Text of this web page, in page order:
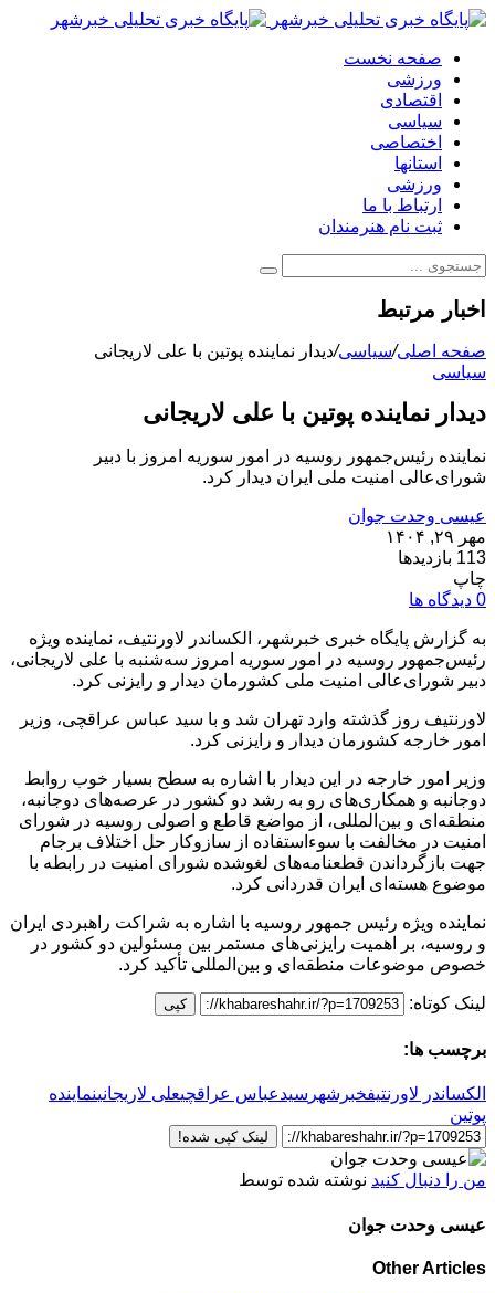
صفحه نخست
ورزشی
اقتصادی
سیاسی
اختصاصی
استانها
ورزشی
ارتباط با ما
ثبت نام هنرمندان
اخبار مرتبط
صفحه اصلی/سیاسی/دیدار نماینده پوتین با علی لاریجانی
سیاسی
دیدار نماینده پوتین با علی لاریجانی
نماینده رئیس‌جمهور روسیه در امور سوریه امروز با دبیر
شورای‌عالی امنیت ملی ایران دیدار کرد.
عیسی وحدت جوان
مهر ۲۹, ۱۴۰۴
113 بازدیدها
چاپ
0 دیدگاه ها
به گزارش پایگاه خبری خبرشهر، الکساندر لاورنتیف، نماینده ویژه
رئیس‌جمهور روسیه در امور سوریه امروز سه‌شنبه با علی لاریجانی،
دبیر شورای‌عالی امنیت ملی کشورمان دیدار و رایزنی کرد.
لاورنتیف روز گذشته وارد تهران شد و با سید عباس عراقچی، وزیر
امور خارجه کشورمان دیدار و رایزنی کرد.
وزیر امور خارجه در این دیدار با اشاره به سطح بسیار خوب روابط
دوجانبه و همکاری‌های رو به رشد دو کشور در عرصه‌های دوجانبه،
منطقه‌ای و بین‌المللی، از مواضع قاطع و اصولی روسیه در شورای
امنیت در مخالفت با سوءاستفاده از سازوکار حل اختلاف برجام
جهت بازگرداندن قطعنامه‌های لغوشده شورای امنیت در رابطه با
موضوع هسته‌ای ایران قدردانی کرد.
نماینده ویژه رئیس جمهور روسیه با اشاره به شراکت راهبردی ایران
و روسیه، بر اهمیت رایزنی‌های مستمر بین مسئولین دو کشور در
خصوص موضوعات منطقه‌‌ای و بین‌المللی تأکید کرد.
لینک کوتاه: کپی
برچسب ها:
الکساندر لاورنتیفخبرشهر سیدعباس عراقچیعلی لاریجانینماینده
پوتین
لینک کپی شده!
من را دنبال کنید نوشته شده توسط
عیسی وحدت جوان
Other Articles